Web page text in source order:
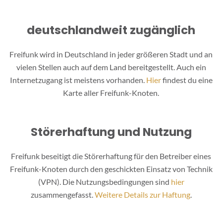
deutschlandweit zugänglich
Freifunk wird in Deutschland in jeder größeren Stadt und an
vielen Stellen auch auf dem Land bereitgestellt. Auch ein
Internetzugang ist meistens vorhanden. Hierfindest du eine
Karte aller Freifunk-Knoten.
Störerhaftung und Nutzung
Freifunk beseitigt die Störerhaftung für den Betreiber eines
Freifunk-Knoten durch den geschickten Einsatz von Technik
(VPN). Die Nutzungsbedingungen sind hier
zusammengefasst.Weitere Details zur Haftung.